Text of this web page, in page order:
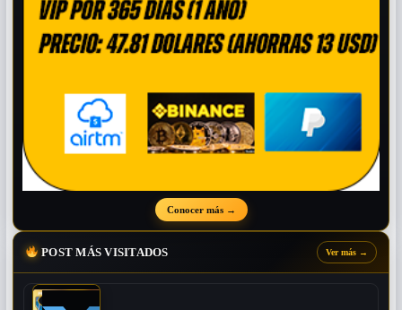
Conocer más →
POST MÁS VISITADOS Ver más →